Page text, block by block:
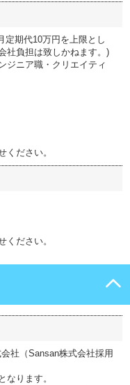
定期代10万円を上限とし
社負担は致しかねます。)
ジニア職・クリエイティ
ださい。
ださい。
社（Sansan株式会社採用
ります。